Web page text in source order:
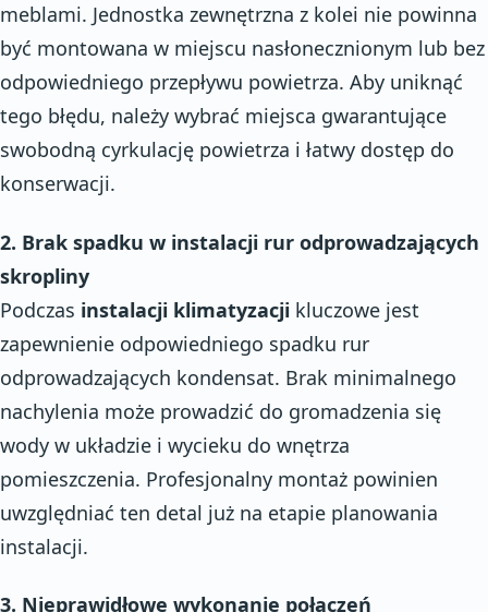
meblami. Jednostka zewnętrzna z kolei nie powinna
być montowana w miejscu nasłonecznionym lub bez
odpowiedniego przepływu powietrza. Aby uniknąć
tego błędu, należy wybrać miejsca gwarantujące
swobodną cyrkulację powietrza i łatwy dostęp do
konserwacji.
2. Brak spadku w instalacji rur odprowadzających
skropliny
Podczas instalacji klimatyzacji kluczowe jest
zapewnienie odpowiedniego spadku rur
odprowadzających kondensat. Brak minimalnego
nachylenia może prowadzić do gromadzenia się
wody w układzie i wycieku do wnętrza
pomieszczenia. Profesjonalny montaż powinien
uwzględniać ten detal już na etapie planowania
instalacji.
3. Nieprawidłowe wykonanie połączeń